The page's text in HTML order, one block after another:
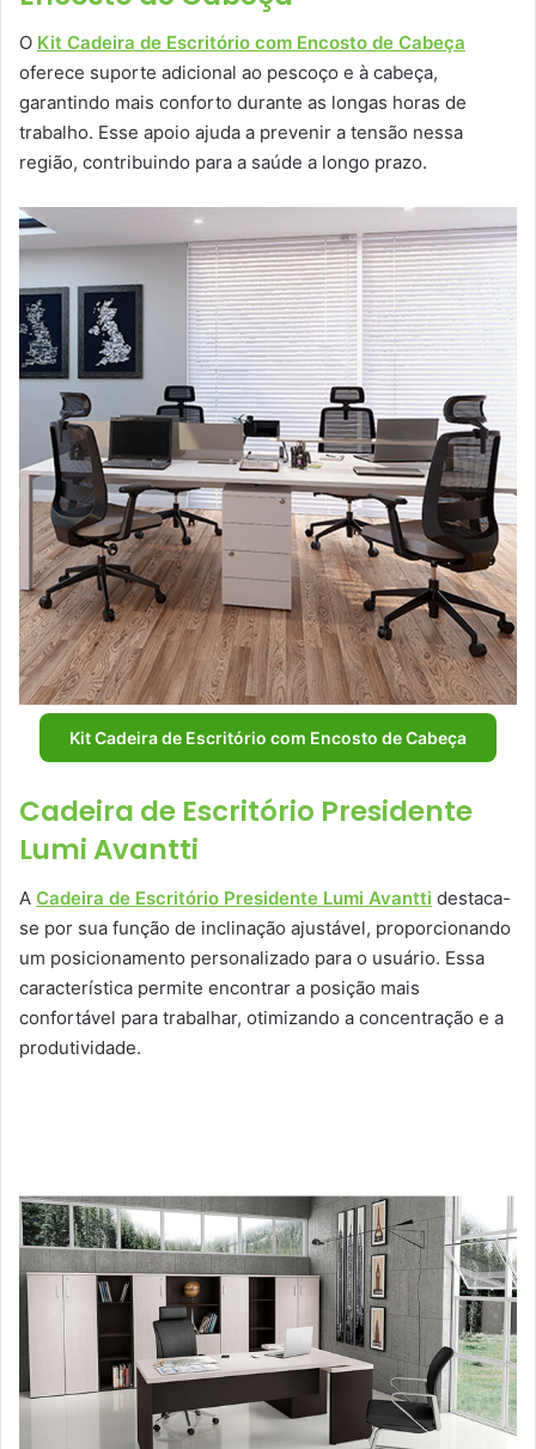
O Kit Cadeira de Escritório com Encosto de Cabeça
oferece suporte adicional ao pescoço e à cabeça,
garantindo mais conforto durante as longas horas de
trabalho. Esse apoio ajuda a prevenir a tensão nessa
região, contribuindo para a saúde a longo prazo.
Kit Cadeira de Escritório com Encosto de Cabeça
Cadeira de Escritório Presidente
Lumi Avantti
A Cadeira de Escritório Presidente Lumi Avantti destaca-
se por sua função de inclinação ajustável, proporcionando
um posicionamento personalizado para o usuário. Essa
característica permite encontrar a posição mais
confortável para trabalhar, otimizando a concentração e a
produtividade.